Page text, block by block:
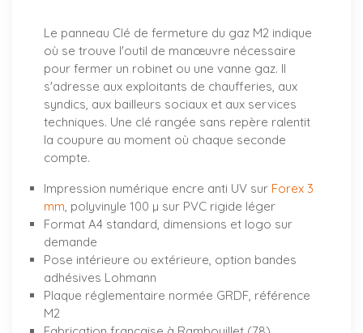
Le panneau Clé de fermeture du gaz M2 indique
où se trouve l'outil de manœuvre nécessaire
pour fermer un robinet ou une vanne gaz. Il
s'adresse aux exploitants de chaufferies, aux
syndics, aux bailleurs sociaux et aux services
techniques. Une clé rangée sans repère ralentit
la coupure au moment où chaque seconde
compte.
Impression numérique encre anti UV sur Forex 3
mm , polyvinyle 100 µ sur PVC rigide léger
Format A4 standard, dimensions et logo sur
demande
Pose intérieure ou extérieure, option bandes
adhésives Lohmann
Plaque réglementaire normée GRDF, référence
M2